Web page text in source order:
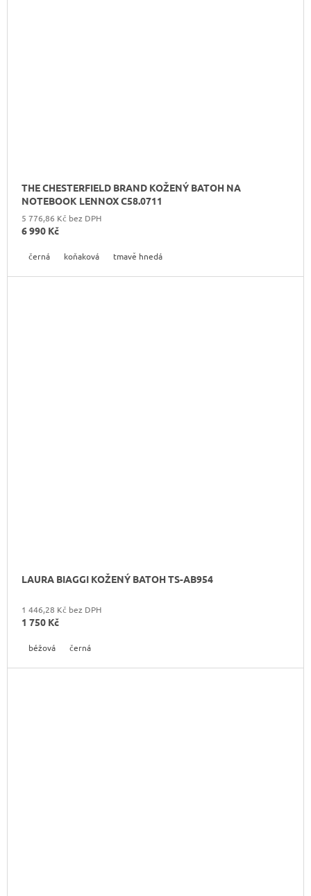
THE CHESTERFIELD BRAND KOŽENÝ BATOH NA
NOTEBOOK LENNOX C58.0711
5 776,86 Kč bez DPH
6 990 Kč
černá koňaková tmavě hnedá
LAURA BIAGGI KOŽENÝ BATOH TS-AB954
1 446,28 Kč bez DPH
1 750 Kč
béžová černá